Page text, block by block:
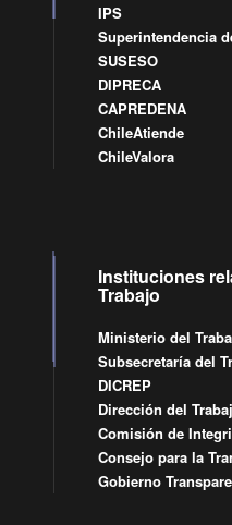
IPS
Superintendencia
SUSESO
DIPRECA
CAPREDENA
ChileAtiende
ChileValora
Instituciones
Trabajo
Ministerio del
Subsecretaría del
DICREP
Dirección del
Comisión de
Consejo para la
Gobierno